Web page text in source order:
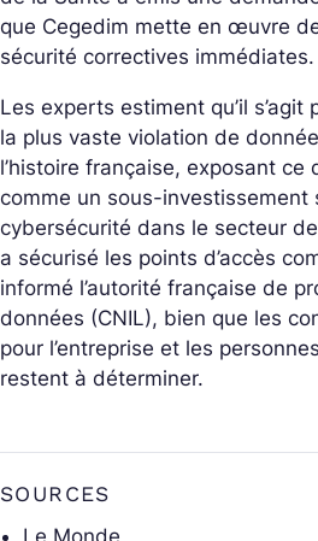
que Cegedim mette en œuvre
sécurité correctives immédiates.
Les experts estiment qu’il
la plus vaste violation de
l’histoire française, exposant ce
comme un sous-investissement
cybersécurité dans le secteur
a sécurisé les points d’accès
informé l’autorité française de
données (CNIL), bien que les
pour l’entreprise et les
restent à déterminer.
SOURCES
Le Monde